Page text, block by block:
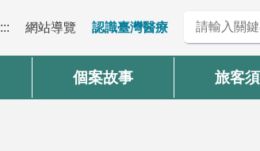
::: 網站導覽 認識臺灣醫療
個案故事 旅客